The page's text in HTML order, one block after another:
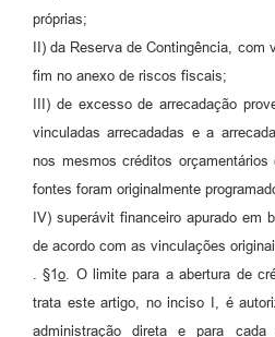
próprias;
II) da Reserva de Contingência,
fim no anexo de riscos fiscais;
III) de excesso de arrecadação
vinculadas arrecadadas e a
nos mesmos créditos
fontes foram originalmente
IV) superávit financeiro apurado em
de acordo com as vinculações
. §1o . O limite para a abertura de
trata este artigo, no inciso I, é
administração direta e para cada